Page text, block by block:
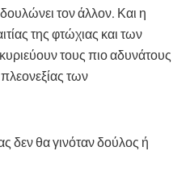
τον άλλον. Και η
της φτώχιας και των
τους πιο αδυνάτους
των
δεν θα γινόταν δούλος ή